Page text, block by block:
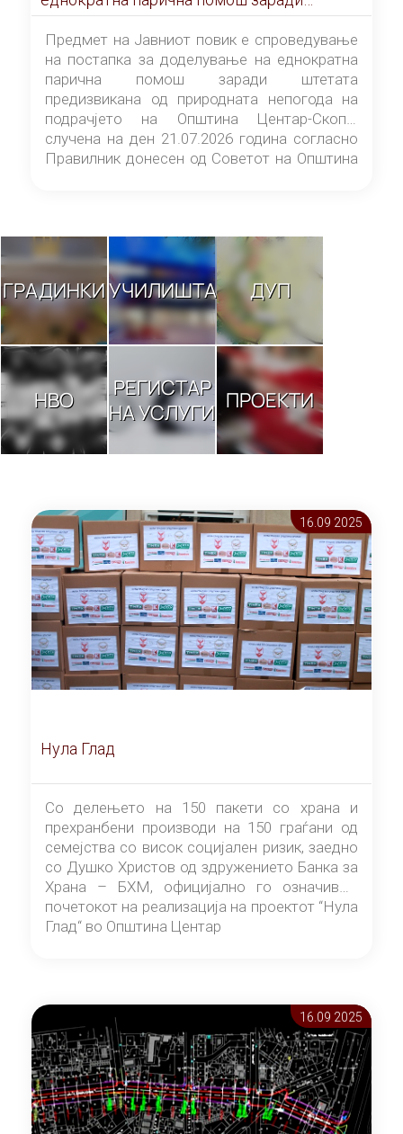
штетата предизвикана од природната
непогода на подрачјето на Општина
Центар-Скопје случена на ден 21.07.2026
година
Предмет на Јавниот повик е спроведување
на постапка за доделување на еднократна
парична помош заради штетата
предизвикана од природната непогода на
подрачјето на Општина Центар-Скопје
случена на ден 21.07.2026 година согласно
Правилник донесен од Советот на Општина
ГРАДИНКИУЧИЛИШТА ДУП
НВО
РЕГИСТАР
НА УСЛУГИ ПРОЕКТИ
16.09 2025
Нула Глад
Со делењето на 150 пакети со храна и
прехранбени производи на 150 граѓани од
семејства со висок социјален ризик, заедно
со Душко Христов од здружението Банка за
Храна – БХМ, официјално го означивме
почетокот на реализација на проектот “Нула
Глад“ во Општина Центар
16.09 2025